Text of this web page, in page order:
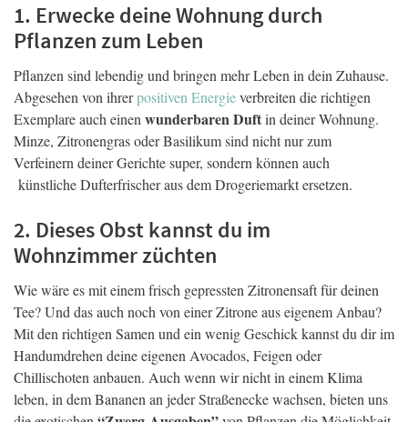
1. Erwecke deine Wohnung durch
Pflanzen zum Leben
Pflanzen sind lebendig und bringen mehr Leben in dein Zuhause.
Abgesehen von ihrerpositiven Energieverbreiten die richtigen
Exemplare auch einen wunderbaren Duftin deiner Wohnung.
Minze, Zitronengras oder Basilikum sind nicht nur zum
Verfeinern deiner Gerichte super, sondern können auch
künstliche Dufterfrischer aus dem Drogeriemarkt ersetzen.
2. Dieses Obst kannst du im
Wohnzimmer züchten
Wie wäre es mit einem frisch gepressten Zitronensaft für deinen
Tee? Und das auch noch von einer Zitrone aus eigenem Anbau?
Mit den richtigen Samen und ein wenig Geschick kannst du dir im
Handumdrehen deine eigenen Avocados, Feigen oder
Chillischoten anbauen. Auch wenn wir nicht in einem Klima
leben, in dem Bananen an jeder Straßenecke wachsen, bieten uns